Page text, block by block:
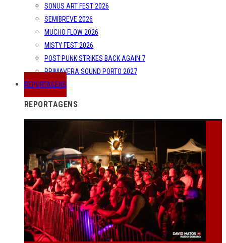
SONUS ART FEST 2026
SEMIBREVE 2026
MUCHO FLOW 2026
MISTY FEST 2026
POST PUNK STRIKES BACK AGAIN 7
PRIMAVERA SOUND PORTO 2027
REPORTAGENS
REPORTAGENS